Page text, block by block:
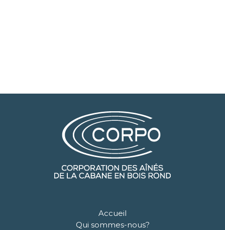
Accueil
Qui sommes-nous?